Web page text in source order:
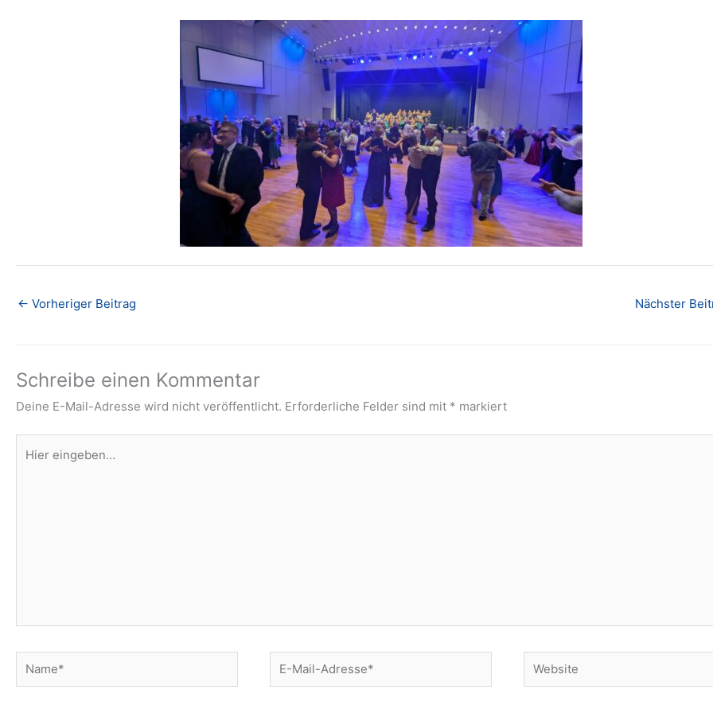
← Vorheriger Beitrag Nächster
Schreibe einen Kommentar
Deine E-Mail-Adresse wird nicht veröffentlicht. Erforderliche Felder sind mit * markiert
eingeben…
Name*
E-
Mail-
Website